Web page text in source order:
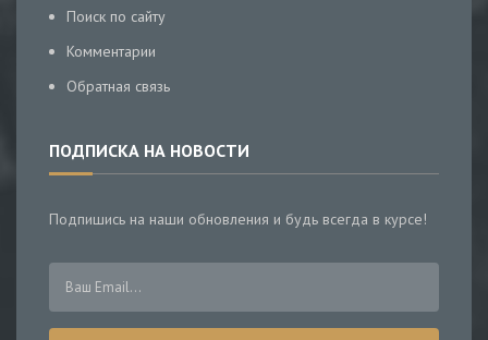
Поиск по сайту
Комментарии
Обратная связь
ПОДПИСКА НА НОВОСТИ
Подпишись на наши обновления и будь всегда в курсе!